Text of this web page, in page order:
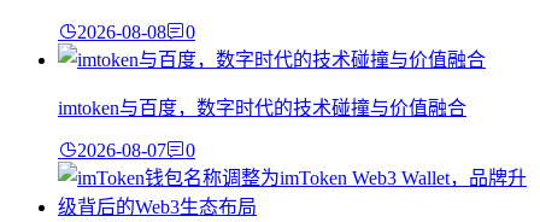
2026-08-08 0
imtoken与百度，数字时代的技术碰撞与价值融合
2026-08-07 0